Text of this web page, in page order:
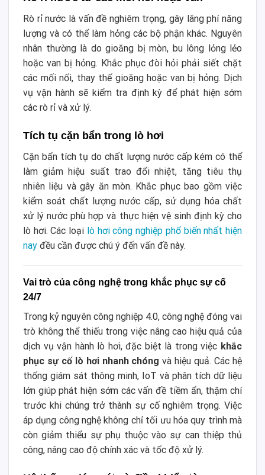
Rò rỉ nước là vấn đề nghiêm trọng, gây lãng phí năng
lượng và có thể làm hỏng các bộ phận khác. Nguyên
nhân thường là do gioăng bị mòn, bu lông lỏng lẻo
hoặc van bị hỏng. Khắc phục đòi hỏi phải siết chặt
các mối nối, thay thế gioăng hoặc van bị hỏng. Dịch
vụ vận hành sẽ kiểm tra định kỳ để phát hiện sớm
các rò rỉ và xử lý.
Tích tụ cặn bẩn trong lò hơi
Cặn bẩn tích tụ do chất lượng nước cấp kém có thể
làm giảm hiệu suất trao đổi nhiệt, tăng tiêu thụ
nhiên liệu và gây ăn mòn. Khắc phục bao gồm việc
kiểm soát chất lượng nước cấp, sử dụng hóa chất
xử lý nước phù hợp và thực hiện vệ sinh định kỳ cho
lò hơi. Các loại lò hơi công nghiệp phổ biến nhất hiện
nay đều cần được chú ý đến vấn đề này.
Vai trò của công nghệ trong khắc phục sự cố
24/7
Trong kỷ nguyên công nghiệp 4.0, công nghệ đóng vai
trò không thể thiếu trong việc nâng cao hiệu quả của
dịch vụ vận hành lò hơi, đặc biệt là trong việc khắc
phục sự cố lò hơi nhanh chóng và hiệu quả. Các hệ
thống giám sát thông minh, IoT và phân tích dữ liệu
lớn giúp phát hiện sớm các vấn đề tiềm ẩn, thậm chí
trước khi chúng trở thành sự cố nghiêm trọng. Việc
áp dụng công nghệ không chỉ tối ưu hóa quy trình mà
còn giảm thiểu sự phụ thuộc vào sự can thiệp thủ
công, nâng cao độ chính xác và tốc độ xử lý.